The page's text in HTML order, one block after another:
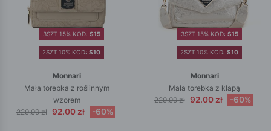
2SZT 10% KOD: S10
3SZT 15% KOD: S15
Monnari
Mała torebka z roślinnym
wzorem
229.99 zł 92.00 zł -60%
2SZT 10% KOD: S10
3SZT 15% KOD: S15
Monnari
Mała torebka z klapą
229.99 zł 92.00 zł -60%